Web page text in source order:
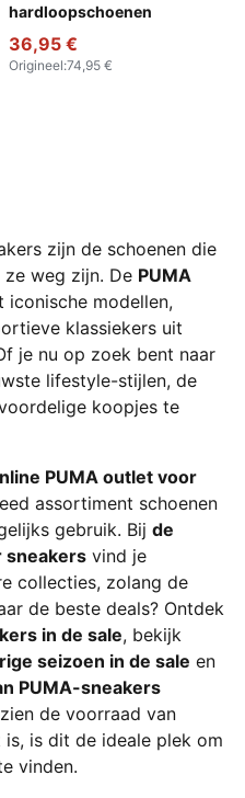
hardloopschoenen
36,95 €
Origineel:74,95 €
zijn de schoenen die
weg zijn. De PUMA
iconische modellen,
klassiekers uit
je nu op zoek bent naar
lifestyle-stijlen, de
koopjes te
PUMA outlet voor
assortiment schoenen
gebruik. Bij de
sneakers vind je
collecties, zolang de
de beste deals? Ontdek
in de sale, bekijk
seizoen in de sale en
PUMA-sneakers
de voorraad van
is dit de ideale plek om
vinden.